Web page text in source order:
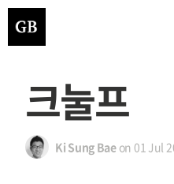
크눌프
Ki Sung Baeon 01 Jul